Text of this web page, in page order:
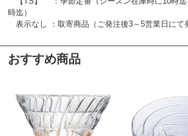
時迄）
表示なし ：取寄商品（ご発注後3～5営業日にて
おすすめ商品